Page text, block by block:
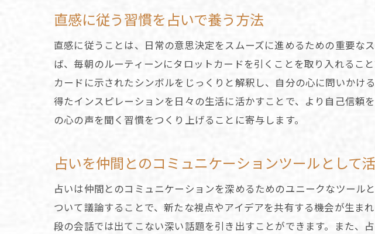
占いの結果を受け入れ
占い結果に依存し
問いかけを探求す
自己との対話を
占いをツールに自
モチベーションを維持
占いでモチベーシ
直感に従う習慣を占いで養う方法
直感に従うことは、日常の意思決定をスムーズに進めるための重要な
ば、毎朝のルーティーンにタロットカードを引くことを取り入れるこ
カードに示されたシンボルをじっくりと解釈し、自分の心に問いかけ
得たインスピレーションを日々の生活に活かすことで、より自己信頼
の心の声を聞く習慣をつくり上げることに寄与します。
占いを仲間とのコミュニケーションツールとして
占いは仲間とのコミュニケーションを深めるためのユニークなツール
ついて議論することで、新たな視点やアイデアを共有する機会が生ま
段の会話では出てこない深い話題を引き出すことができます。また、